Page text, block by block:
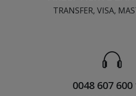
TRANSFER, VISA,
0048 607 600